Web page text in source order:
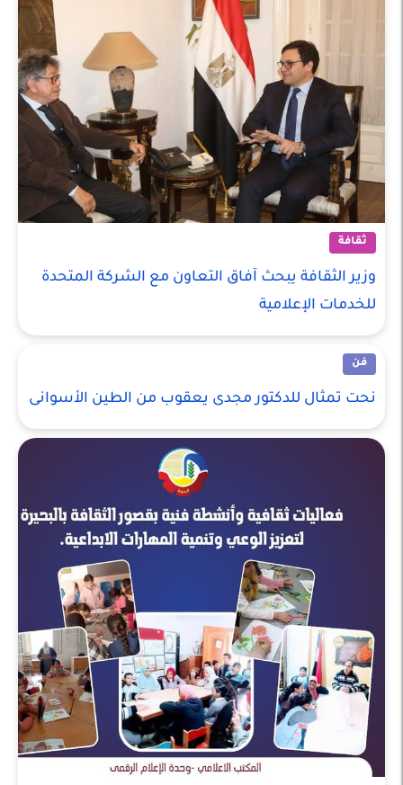
ثقافة
وزير الثقافة يبحث آفاق التعاون مع الشركة المتحدة
للخدمات الإعلامية
فن
نحت تمثال للدكتور مجدى يعقوب من الطين الأسوانى